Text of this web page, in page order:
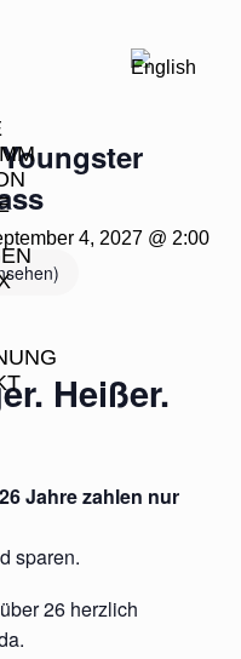
4, 2027 @ 2:00
Heißer.
Jahre zahlen nur
sparen.
26 herzlich